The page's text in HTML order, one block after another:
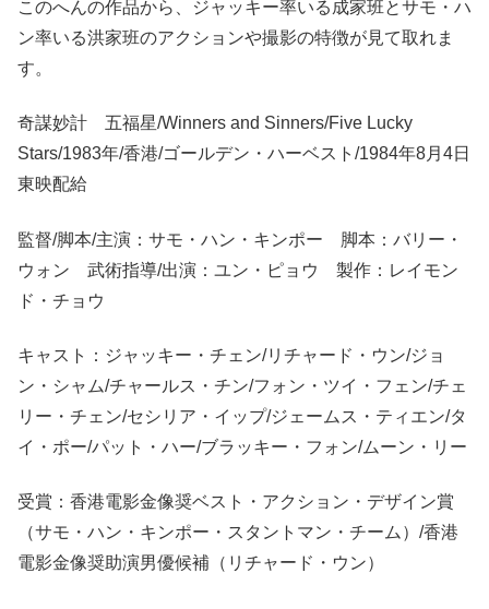
このへんの作品から、ジャッキー率いる成家班とサモ・ハ
ン率いる洪家班のアクションや撮影の特徴が見て取れま
す。
奇謀妙計 五福星/Winners and Sinners/Five Lucky
Stars/1983年/香港/ゴールデン・ハーベスト/1984年8月4日
東映配給
監督/脚本/主演：サモ・ハン・キンポー 脚本：バリー・
ウォン 武術指導/出演：ユン・ピョウ 製作：レイモン
ド・チョウ
キャスト：ジャッキー・チェン/リチャード・ウン/ジョ
ン・シャム/チャールス・チン/フォン・ツイ・フェン/チェ
リー・チェン/セシリア・イップ/ジェームス・ティエン/タ
イ・ポー/パット・ハー/ブラッキー・フォン/ムーン・リー
受賞：香港電影金像奨ベスト・アクション・デザイン賞
（サモ・ハン・キンポー・スタントマン・チーム）/香港
電影金像奨助演男優候補（リチャード・ウン）